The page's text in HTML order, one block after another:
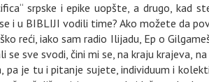
srpske i epike uopšte, a drugo,
i u BIBLIJI vodili time? Ako možete da
reći, iako sam radio Ilijadu, Ep o
sve svodi, čini mi se, na kraju krajeva,
pa je tu i pitanje sujete, individuum i